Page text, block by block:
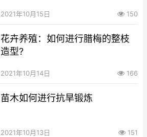
2021年10月15日 150
花卉养殖：如何进行腊梅的整枝
造型?
2021年10月14日 166
苗木如何进行抗旱锻炼
2021年10月13日 151